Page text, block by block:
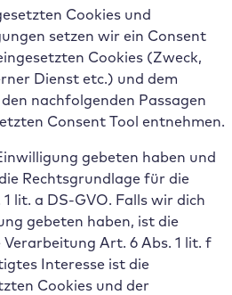
Cookies und
setzen wir ein Consent
Cookies (Zweck,
Dienst etc.) und dem
nachfolgenden Passagen
Consent Tool entnehmen.
gebeten haben und
Rechtsgrundlage für die
lit. a DS-GVO. Falls wir dich
gebeten haben, ist die
Art. 6 Abs. 1 lit. f
Interesse ist die
Cookies und der